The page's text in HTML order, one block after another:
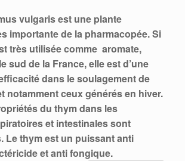
vulgaris est une plante
importante de la pharmacopée.Si
très utilisée comme aromate,
sud de la France, elle est d’une
dans le soulagement de
notamment ceux générés en hiver.
du thym dans les
et intestinales sont
Le thym est un puissant anti
et anti fongique.